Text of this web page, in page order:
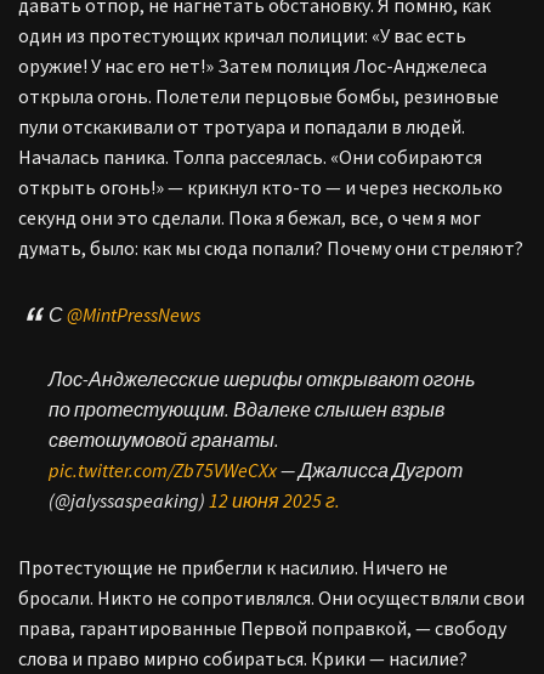
один из протестующих кричал полиции: «У вас есть
оружие! У нас его нет!» Затем полиция Лос-Анджелеса
открыла огонь. Полетели перцовые бомбы, резиновые
пули отскакивали от тротуара и попадали в людей.
Началась паника. Толпа рассеялась. «Они собираются
открыть огонь!» — крикнул кто-то — и через несколько
секунд они это сделали. Пока я бежал, все, о чем я мог
думать, было: как мы сюда попали? Почему они стреляют?
С@MintPressNews
Лос-Анджелесские шерифы открывают огонь
по протестующим. Вдалеке слышен взрыв
светошумовой гранаты.
pic.twitter.com/Zb75VWeCXx— Джалисса Дугрот
(@jalyssaspeaking) 12 июня 2025 г.
Протестующие не прибегли к насилию. Ничего не
бросали. Никто не сопротивлялся. Они осуществляли свои
права, гарантированные Первой поправкой, — свободу
слова и право мирно собираться. Крики — насилие?